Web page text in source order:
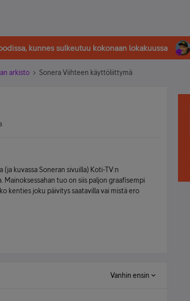
kunnes sulkeutuu kokonaan lokakuussa
arkisto Sonera Viihteen käyttöliittymä
(ja kuvassa Soneran sivuilla) Koti-TV:n
tuo on siis paljon graafisempi
kenties joku päivitys saatavilla vai mistä ero
Vanhin ensin